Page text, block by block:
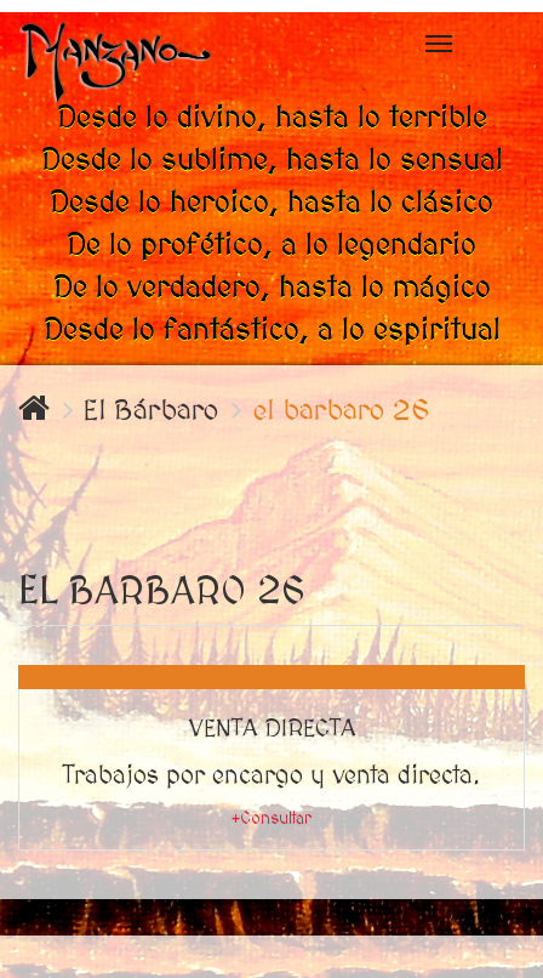
Toggle
navigation
Desde lo divino, hasta lo terrible
Desde lo sublime, hasta lo sensual
Desde lo heroico, hasta lo clásico
De lo profético, a lo legendario
De lo verdadero, hasta lo mágico
Desde lo fantástico, a lo espiritual
El Bárbaro el barbaro 26
EL BARBARO 26
VENTA DIRECTA
Trabajos por encargo y venta directa.
+Consultar